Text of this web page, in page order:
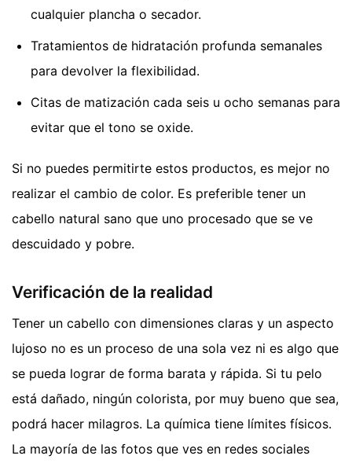
cualquier plancha o secador.
Tratamientos de hidratación profunda semanales
para devolver la flexibilidad.
Citas de matización cada seis u ocho semanas para
evitar que el tono se oxide.
Si no puedes permitirte estos productos, es mejor no
realizar el cambio de color. Es preferible tener un
cabello natural sano que uno procesado que se ve
descuidado y pobre.
Verificación de la realidad
Tener un cabello con dimensiones claras y un aspecto
lujoso no es un proceso de una sola vez ni es algo que
se pueda lograr de forma barata y rápida. Si tu pelo
está dañado, ningún colorista, por muy bueno que sea,
podrá hacer milagros. La química tiene límites físicos.
La mayoría de las fotos que ves en redes sociales